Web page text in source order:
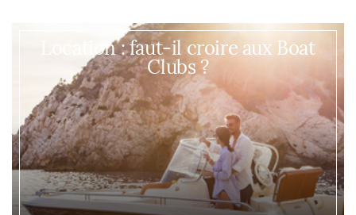
Location : faut-il croire aux Boat
Clubs ?